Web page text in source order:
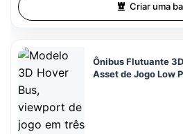
Criar uma
Ônibus Flutuante
Asset de Jogo Low